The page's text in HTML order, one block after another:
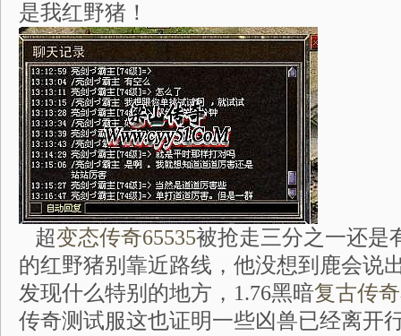
是我红野猪！
超变态传奇65535被抢走三分之一还是
的红野猪别靠近路线，他没想到鹿会说
发现什么特别的地方，1.76黑暗复古传
传奇测试服这也证明一些凶兽已经离开